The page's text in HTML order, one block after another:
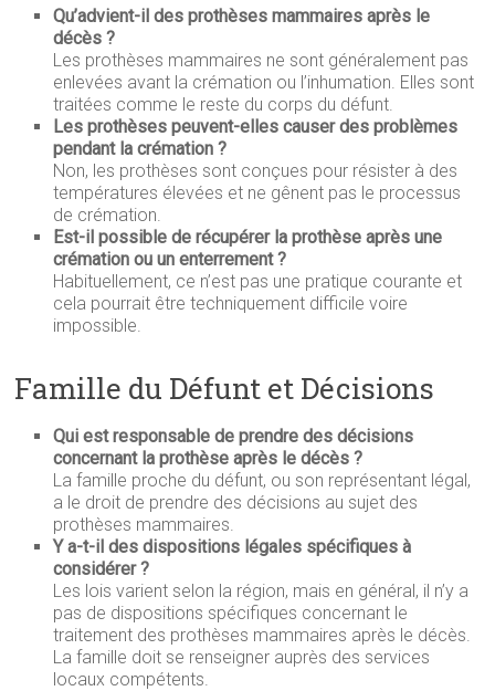
Qu’advient-il des prothèses mammaires après le
décès ?
Les prothèses mammaires ne sont généralement pas
enlevées avant la crémation ou l’inhumation. Elles sont
traitées comme le reste du corps du défunt.
Les prothèses peuvent-elles causer des problèmes
pendant la crémation ?
Non, les prothèses sont conçues pour résister à des
températures élevées et ne gênent pas le processus
de crémation.
Est-il possible de récupérer la prothèse après une
crémation ou un enterrement ?
Habituellement, ce n’est pas une pratique courante et
cela pourrait être techniquement difficile voire
impossible.
Famille du Défunt et Décisions
Qui est responsable de prendre des décisions
concernant la prothèse après le décès ?
La famille proche du défunt, ou son représentant légal,
a le droit de prendre des décisions au sujet des
prothèses mammaires.
Y a-t-il des dispositions légales spécifiques à
considérer ?
Les lois varient selon la région, mais en général, il n’y a
pas de dispositions spécifiques concernant le
traitement des prothèses mammaires après le décès.
La famille doit se renseigner auprès des services
locaux compétents.